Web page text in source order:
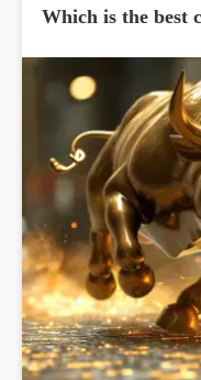
Which is the